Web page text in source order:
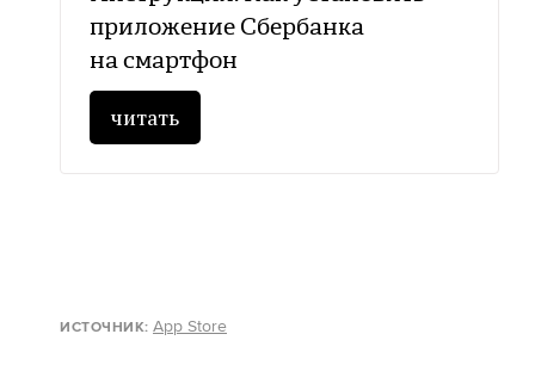
приложение Сбербанка
на смартфон
читать
ИСТОЧНИК: App Store